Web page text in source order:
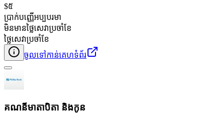
$៥
ប្រាក់បញ្ញើអប្បបរមា
មិនមានថ្លៃសេវាប្រចាំខែ
ថ្លៃសេវាប្រចាំខែ
ចូលទៅកាន់គេហទំព័រ
គណនីមាតាបិតា និងកូន